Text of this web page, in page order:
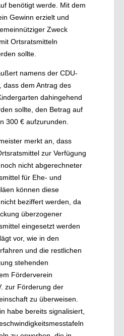
benötigt werde. Mit dem
Gewinn erzielt und
Zweck
Ortsratsmitteln
sollte.
namens der CDU-
dass dem Antrag des
dahingehend
sollte, den Betrag auf
300 € aufzurunden.
merkt an, dass
zur Verfügung
nicht abgerechneter
für Ehe- und
können diese
beziffert werden, da
überzogener
eingesetzt werden
vor, wie in den
und die restlichen
stehenden
Förderverein
zur Förderung der
zu überweisen.
habe bereits signalisiert,